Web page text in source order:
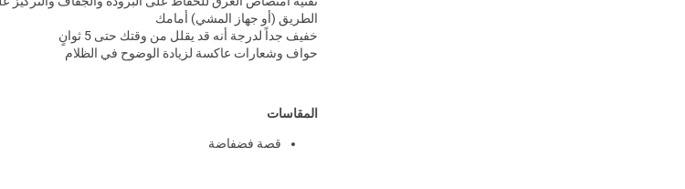
الطريق (أو جهاز المشي) أمامك
خفيف جداً لدرجة أنه قد يقلل من وقتك حتى 5 ثوانٍ
حواف وشعارات عاكسة لزيادة الوضوح في الظلام
المقاسات
قصة فضفاضة